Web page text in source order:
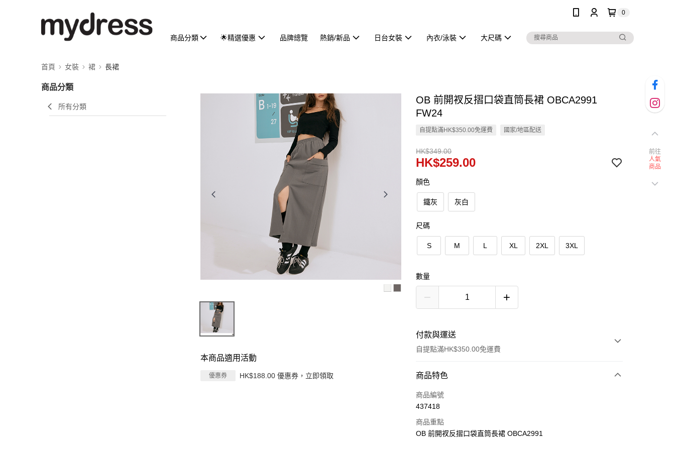
0
商品分類 🌟精選優惠 品牌總覽 熱銷/新品 日台女裝 內衣/泳裝 大尺碼
首頁 女裝 裙 長裙
商品分類
所有分類
本商品適用活動
優惠券 HK$188.00 優惠券，立即領取
OB 前開衩反摺口袋直筒長裙 OBCA2991
FW24
自提點滿HK$350.00免運費 國家/地區配送
HK$349.00
HK$259.00
顏色
鐵灰 灰白
尺碼
S M L XL 2XL 3XL
數量
付款與運送
自提點滿HK$350.00免運費
付款方式
信用卡
AlipayHK
商品特色
商品編號
437418
商品重點
OB 前開衩反摺口袋直筒長裙 OBCA2991
前往
人氣
商品